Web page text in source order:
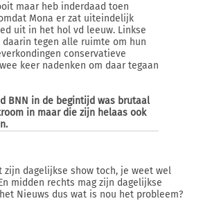
maar heb inderdaad toen
Mona er zat uiteindelijk
uit in het hol vd leeuw. Linkse
tegen alle ruimte om hun
conservatieve
keer nadenken om daar tegaan
BNN in de begintijd was brutaal
in maar die zijn helaas ook
zijn dagelijkse show toch, je weet wel
midden rechts mag zijn dagelijkse
Nieuws dus wat is nou het probleem?